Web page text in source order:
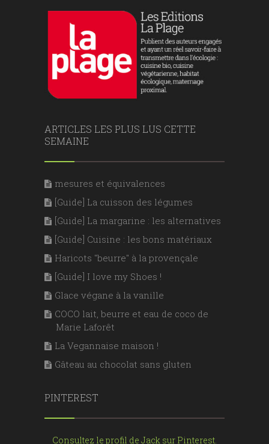
ARTICLES LES PLUS LUS CETTE
SEMAINE
mesures et équivalences
[Guide] La cuisson des légumes
[Guide] La margarine : les alternatives
[Guide] Cuisine : les bons matériaux
Haricots "beurre" à la provençale
[Guide] I love my Shoes !
Glace végane à la vanille
COCO lait, beurre et eau de coco de
Marie Laforêt
La Vegannaise maison !
Gâteau au chocolat sans gluten
PINTEREST
Consultez le profil de Jack sur Pinterest.